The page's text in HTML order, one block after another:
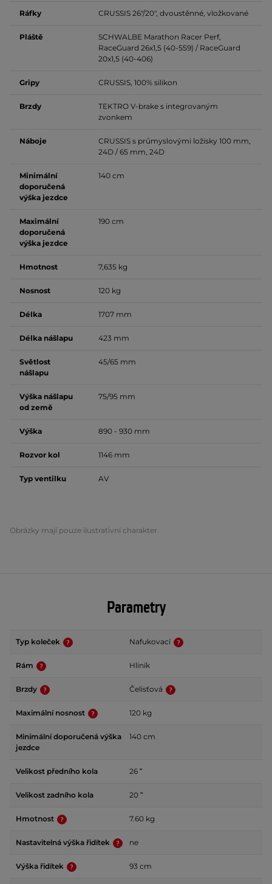
Ráfky CRUSSIS 26"/20", dvoustěnné, vložkované
Pláště
SCHWALBE Marathon Racer Perf,
RaceGuard 26x1,5 (40-559) / RaceGuard
20x1,5 (40-406)
Gripy CRUSSIS, 100% silikon
Brzdy
TEKTRO V-brake s integrovaným
zvonkem
Náboje
CRUSSIS s průmyslovými ložisky 100 mm,
24D / 65 mm, 24D
Minimální
doporučená
výška jezdce
140 cm
Maximální
doporučená
výška jezdce
190 cm
Hmotnost 7,635 kg
Nosnost 120 kg
Délka 1707 mm
Délka nášlapu 423 mm
Světlost
nášlapu
45/65 mm
Výška nášlapu
od země
75/95 mm
Výška 890 - 930 mm
Rozvor kol 1146 mm
Typ ventilku AV
Obrázky mají pouze ilustrativní charakter.
Parametry
Typ koleček Nafukovací
Rám Hliník
Brzdy Čelisťová
Maximální nosnost 120 kg
Minimální doporučená výška
jezdce
140 cm
Velikost předního kola 26 ʺ
Velikost zadního kola 20 ʺ
Hmotnost 7.60 kg
Nastavitelná výška řidítek ne
Výška řidítek 93 cm